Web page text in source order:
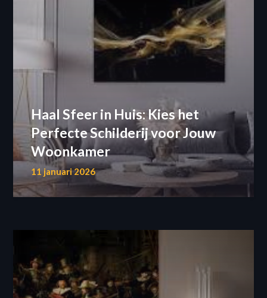
Haal Sfeer in Huis: Kies het
Perfecte Schilderij voor Jouw
Woonkamer
11 januari 2026